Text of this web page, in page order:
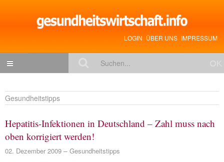
LOGIN ÜBER UNS IMPRESSUM
Gesundheitspolitik
Zukunftstrends
Management
Gesundheitstipps
Hepatitis-Infektionen in Deutschland – Zahl muss nach
oben korrigiert werden!
02. Dezember 2009 Gesundheitstipps